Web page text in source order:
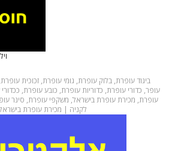
ביגוד עופרת, בלוק עופרת, גומי עופרת, זכוכית עופרת,
עופר, כדורי עופרת, כדוריות עופרת, כובע עופרת,
עופרת, מכירת עופרת בישראל, משקפי עופרת, סינר
לקניה | מכירת עופרת